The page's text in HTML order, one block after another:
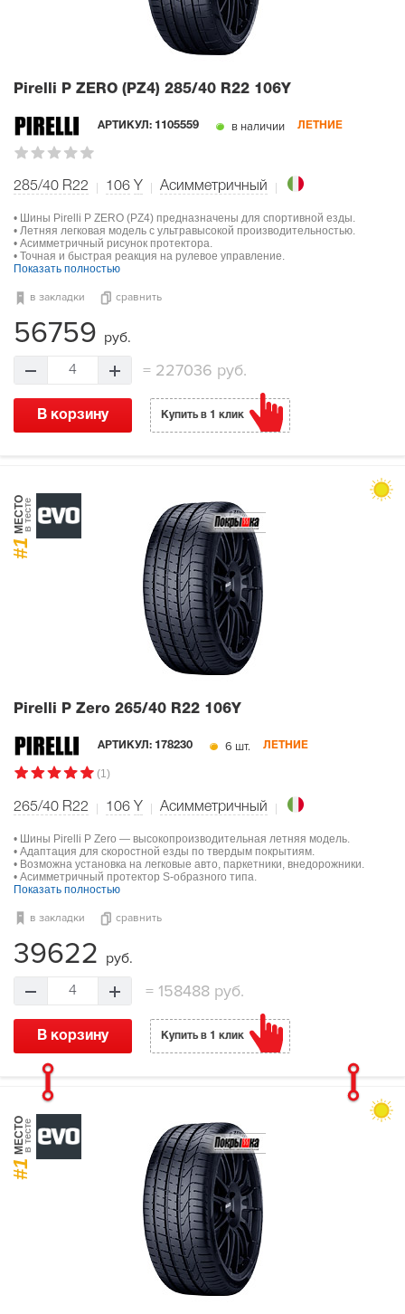
Pirelli P ZERO (PZ4) 285/40 R22 106Y
АРТИКУЛ: 1105559 в наличии ЛЕТНИЕ
285/40 R22 106 Y Асимметричный
• Шины Pirelli P ZERO (PZ4) предназначены для спортивной езды.
• Летняя легковая модель с ультравысокой производительностью.
• Асимметричный рисунок протектора.
• Точная и быстрая реакция на рулевое управление.
Показать полностью
в закладки сравнить
56759 руб.
4 = 227036 руб.
В корзину Купить в 1 клик
#1
МЕСТОв тесте
Pirelli P Zero 265/40 R22 106Y
АРТИКУЛ: 178230 6 шт. ЛЕТНИЕ
(1)
265/40 R22 106 Y Асимметричный
• Шины Pirelli P Zero — высокопроизводительная летняя модель.
• Адаптация для скоростной езды по твердым покрытиям.
• Возможна установка на легковые авто, паркетники, внедорожники.
• Асимметричный протектор S-образного типа.
Показать полностью
в закладки сравнить
39622 руб.
4 = 158488 руб.
В корзину Купить в 1 клик
#1
МЕСТОв тесте